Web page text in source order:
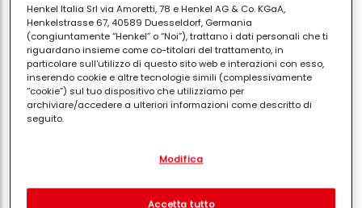
esempio, quando si lavano tende o tappeti in
lavatrice). Inoltre, garantisce, nelle fasi successive del
lavaggio, una migliore azione del detersivo, che
riesce così a penetrare meglio nelle fibre dei tessuti
eliminando ogni tipo di macchia.
Quando usare il
prelavaggio
Henkel Italia Srl via Amoretti, 78 e Henkel AG & Co. KGaA,
Henkelstrasse 67, 40589 Duesseldorf, Germania
(congiuntamente “Henkel” o “Noi”), trattano i dati personali che ti
riguardano insieme come co-titolari del trattamento, in
particolare sull'utilizzo di questo sito web e interazioni con esso,
inserendo cookie e altre tecnologie simili (complessivamente
“cookie”) sul tuo dispositivo che utilizziamo per
archiviare/accedere a ulteriori informazioni come descritto di
seguito.
separati o co-titolari come indicato nella nostra Informativa sulla
pixel, impronte digitali e tecnologie simili" utilizzeremo anche
cookie ed elaboreremo i dati relativi a te per
Modifica
Accetta tutto